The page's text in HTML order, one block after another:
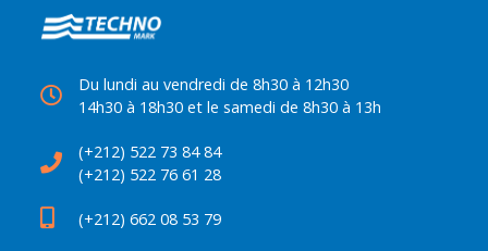
Du lundi au vendredi de 8h30 à 12h30
14h30 à 18h30 et le samedi de 8h30 à 13h
(+212) 522 73 84 84
(+212) 522 76 61 28
(+212) 662 08 53 79